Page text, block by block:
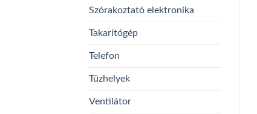
Szórakoztató elektronika
Takarítógép
Telefon
Tűzhelyek
Ventilátor